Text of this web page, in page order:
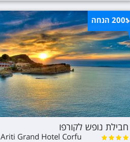
200$ הנחה
חבילת נופש לקורפו
Ariti Grand Hotel Corfu